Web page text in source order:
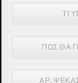
ΤΙ
ΠΩΣ ΘΑ
ΑΡ.